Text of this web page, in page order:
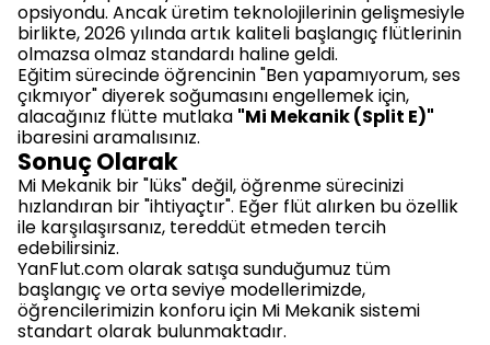
opsiyondu. Ancak üretim teknolojilerinin gelişmesiyle
birlikte, 2026 yılında artık kaliteli başlangıç flütlerinin
olmazsa olmaz standardı haline geldi.
Eğitim sürecinde öğrencinin "Ben yapamıyorum, ses
çıkmıyor" diyerek soğumasını engellemek için,
alacağınız flütte mutlaka "Mi Mekanik (Split E)"
ibaresini aramalısınız.
Sonuç Olarak
Mi Mekanik bir "lüks" değil, öğrenme sürecinizi
hızlandıran bir "ihtiyaçtır". Eğer flüt alırken bu özellik
ile karşılaşırsanız, tereddüt etmeden tercih
edebilirsiniz.
YanFlut.com olarak satışa sunduğumuz tüm
başlangıç ve orta seviye modellerimizde,
öğrencilerimizin konforu için Mi Mekanik sistemi
standart olarak bulunmaktadır.